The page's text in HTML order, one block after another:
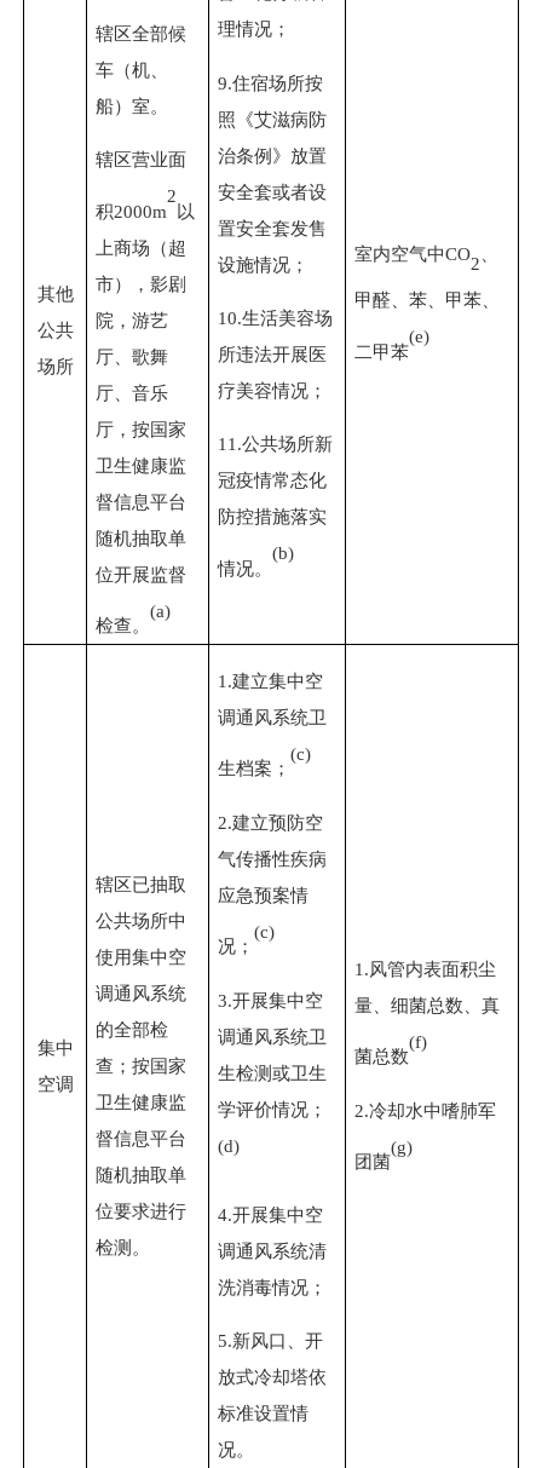
理情况；
9.住宿场所按
照《艾滋病防
治条例》放置
安全套或者设
置安全套发售
设施情况；
10.生活美容场
所违法开展医
疗美容情况；
11.公共场所新
冠疫情常态化
防控措施落实
情况。
(b)
其他
公共
场所
辖区全部候
车（机、
船）室。
辖区营业面
积2000m
2
以
上商场（超
市），影剧
院，游艺
厅、歌舞
厅、音乐
厅，按国家
卫生健康监
督信息平台
随机抽取单
位开展监督
检查。
(a)
室内空气中CO2
甲醛、苯、甲苯、
二甲苯
(e)
集中
空调
辖区已抽取
公共场所中
使用集中空
调通风系统
的全部检
查；按国家
卫生健康监
督信息平台
随机抽取单
位要求进行
检测。
1.建立集中空
调通风系统卫
生档案；
(c)
2.建立预防空
气传播性疾病
应急预案情
况；
(c)
3.开展集中空
调通风系统卫
生检测或卫生
学评价情况；
(d)
4.开展集中空
调通风系统清
洗消毒情况；
5.新风口、开
放式冷却塔依
标准设置情
况。
1.风管内表面积尘
量、细菌总数、真
菌总数
(f)
2.冷却水中嗜肺军
团菌
(g)